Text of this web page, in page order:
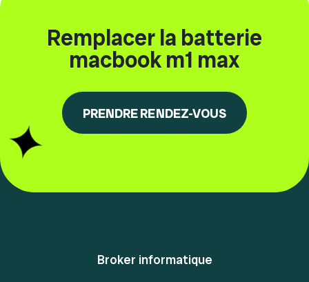
Remplacer la batterie
macbook m1 max
PRENDRE RENDEZ-VOUS
Broker informatique